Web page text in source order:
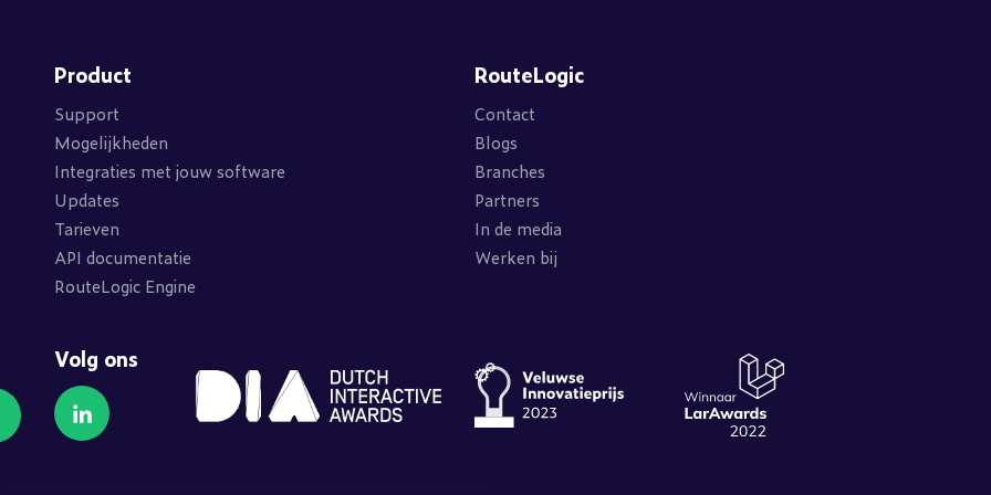
Product
Support
Mogelijkheden
Integraties met jouw software
Updates
Tarieven
API documentatie
RouteLogic Engine
RouteLogic
Contact
Blogs
Branches
Partners
In de media
Werken bij
Volg ons
Volg ons op LinkedIn